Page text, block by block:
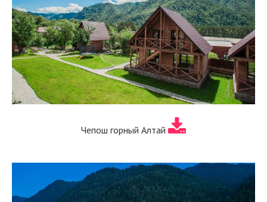
Чепош горный Алтай